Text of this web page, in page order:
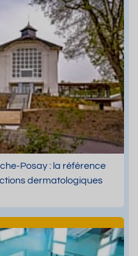
Posay : la référence
dermatologiques